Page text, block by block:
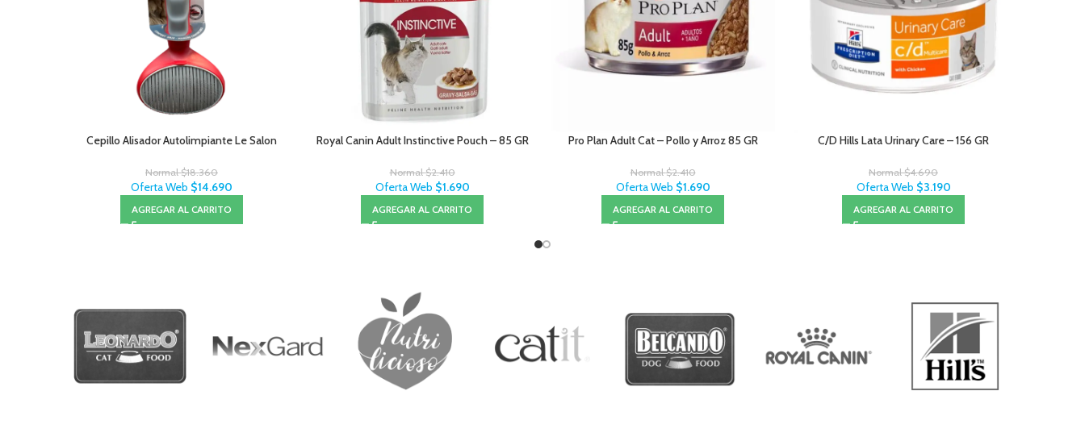
Cepillo Alisador Autolimpiante Le Salon
Normal$18.360
Oferta Web $14.690
AGREGAR AL CARRITO
Royal Canin Adult Instinctive Pouch – 85 GR
Normal$2.410
Oferta Web $1.690
AGREGAR AL CARRITO
Pro Plan Adult Cat – Pollo y Arroz 85 GR
Normal$2.410
Oferta Web $1.690
AGREGAR AL CARRITO
C/D Hills Lata Urinary Care – 156 GR
Normal$4.690
Oferta Web $3.190
AGREGAR AL CARRITO